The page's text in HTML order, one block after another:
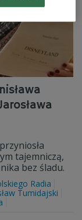
tajemniczą,
bez śladu.
Radia
Tumidajski